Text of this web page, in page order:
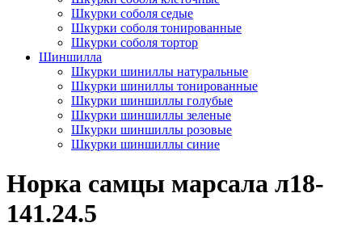
Шкурки соболя седые
Шкурки соболя тонированные
Шкурки соболя тортор
Шиншилла
Шкурки шиниллы натуральные
Шкурки шиниллы тонированные
Шкурки шиншиллы голубые
Шкурки шиншиллы зеленые
Шкурки шиншиллы розовые
Шкурки шиншиллы синие
Норка самцы марсала л18-
141.24.5